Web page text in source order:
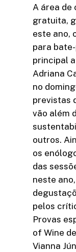
A área de
gratuita,
este ano,
para
principal
Adriana
no
previstas
vão além
outros.
os
das
neste
pelos
Provas
of Wine
Vianna